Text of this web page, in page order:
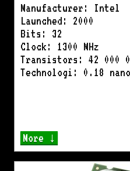
Manufacturer: Intel
Launched: 2000
Bits: 32
Clock: 1300 MHz
Transistors: 42 000
Technologi: 0.18
More ↓